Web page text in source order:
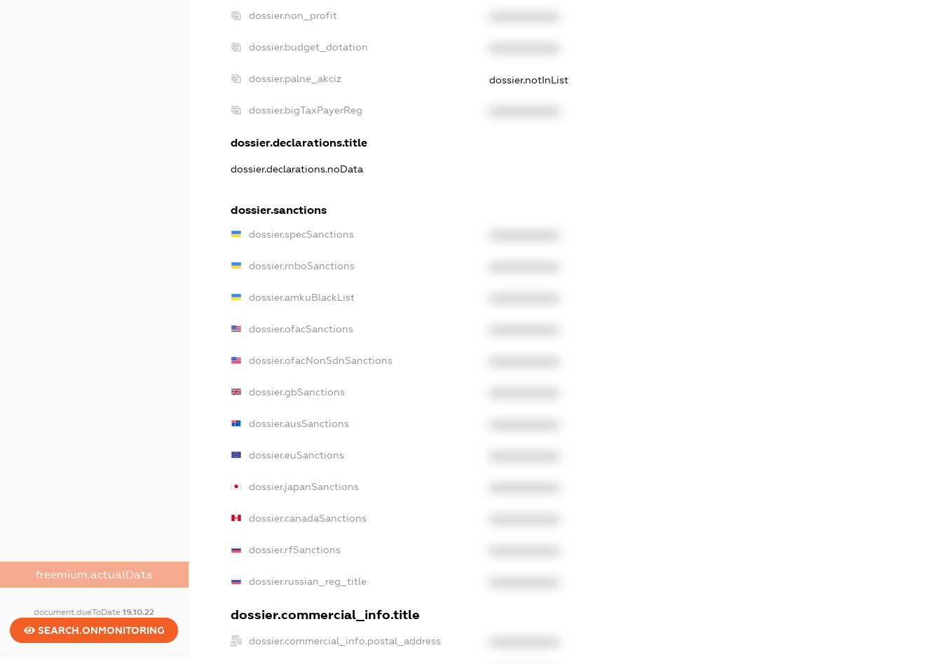
freemium.actualData
document.dueToDate19.10.22
SEARCH.ONMONITORING
dossier.non_profit
dossier.budget_dotation
dossier.palne_akciz dossier.notInList
dossier.bigTaxPayerReg
dossier.declarations.title
dossier.declarations.noData
dossier.sanctions
dossier.specSanctions
dossier.rnboSanctions
dossier.amkuBlackList
dossier.ofacSanctions
dossier.ofacNonSdnSanctions
dossier.gbSanctions
dossier.ausSanctions
dossier.euSanctions
dossier.japanSanctions
dossier.canadaSanctions
dossier.rfSanctions
dossier.russian_reg_title
dossier.commercial_info.title
dossier.commercial_info.postal_address